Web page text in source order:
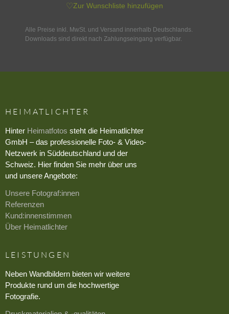
♡Zur Wunschliste hinzufügen
Alle Preise inkl. MwSt. und Versand innerhalb Deutschlands.
Downloads sind direkt nach Zahlungseingang verfügbar.
HEIMATLICHTER
Hinter Heimatfotos steht die Heimatlichter
GmbH – das professionelle Foto- & Video-
Netzwerk in Süddeutschland und der
Schweiz. Hier finden Sie mehr über uns
und unsere Angebote:
Unsere Fotograf:innen
Referenzen
Kund:innenstimmen
Über Heimatlichter
LEISTUNGEN
Neben Wandbildern bieten wir weitere
Produkte rund um die hochwertige
Fotografie.